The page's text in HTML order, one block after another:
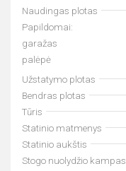
Naudingas plotas
Papildomai:
garažas
palėpė
Užstatymo plotas
Bendras plotas
Tūris
Statinio matmenys
Statinio aukštis
Stogo nuolydžio kampas